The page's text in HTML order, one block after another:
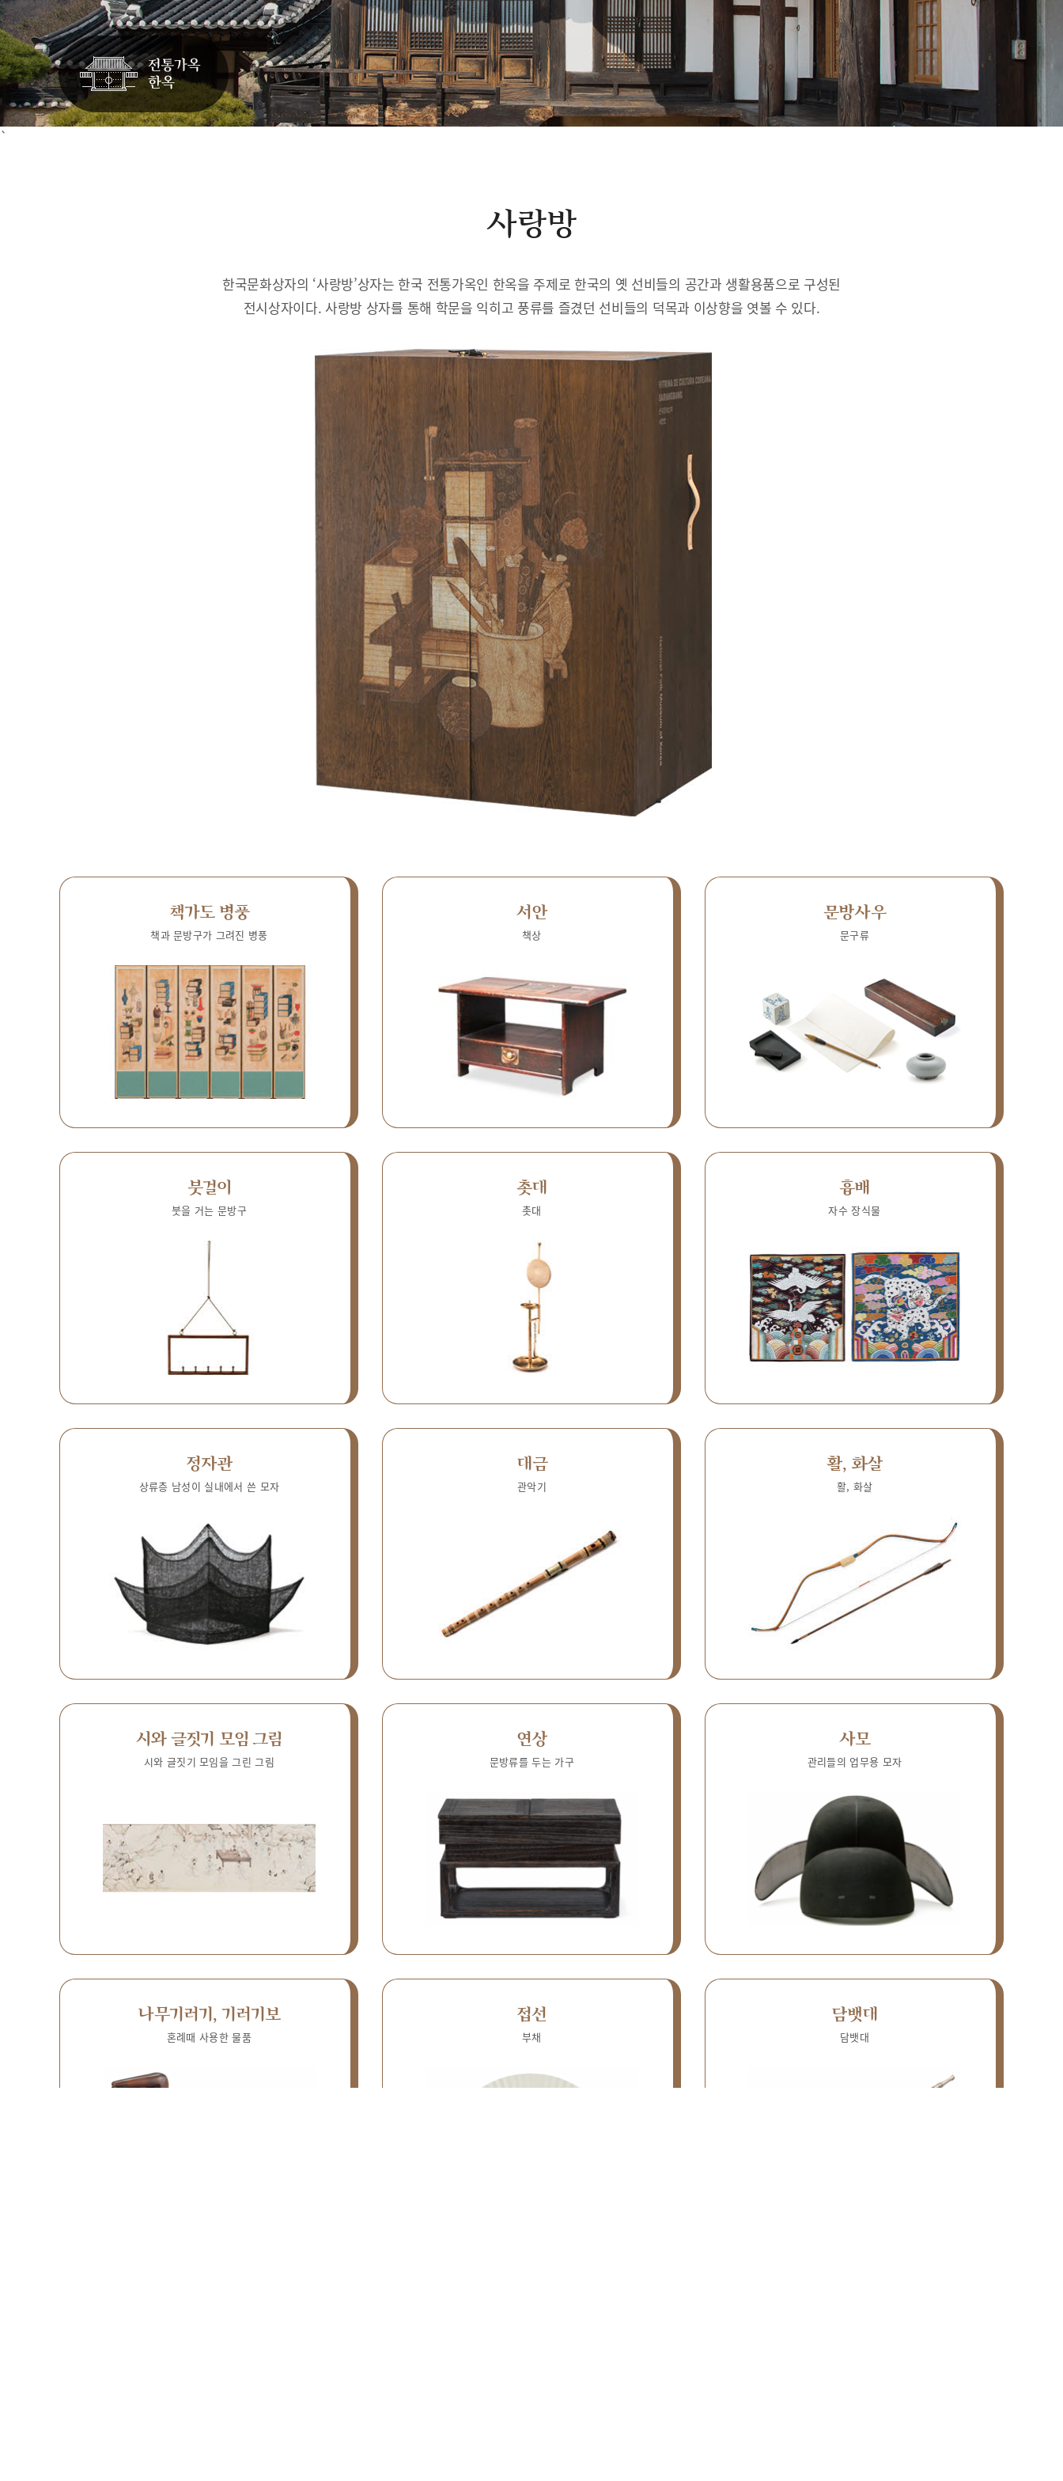
`
사랑방
한국문화상자의 ‘사랑방’상자는 한국 전통가옥인 한옥을 주제로 한국의 옛 선비들의 공간과 생활용품으로 구성된
전시상자이다. 사랑방 상자를 통해 학문을 익히고 풍류를 즐겼던 선비들의 덕목과 이상향을 엿볼 수 있다.
책가도 병풍
책과 문방구가 그려진 병풍
서안
책상
문방사우
문구류
붓걸이
붓을 거는 문방구
촛대
촛대
흉배
자수 장식물
정자관
상류층 남성이 실내에서 쓴 모자
대금
관악기
활, 화살
활, 화살
시와 글짓기 모임 그림
시와 글짓기 모임을 그린 그림
연상
문방류를 두는 가구
사모
관리들의 업무용 모자
나무기러기, 기러기보
혼례때 사용한 물품
접선
부채
담뱃대
담뱃대